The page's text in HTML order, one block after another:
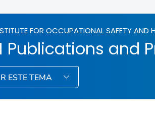
FOR OCCUPATIONAL SAFETY AND
Publications and
ESTE TEMA